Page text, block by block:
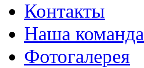
Контакты
Наша команда
Фотогалерея